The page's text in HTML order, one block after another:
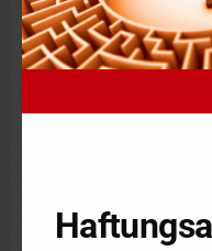
Die Abfindung ist auch
keine Anhaltspunkte im
oder anderweitig ein
als ein vom Erblasser